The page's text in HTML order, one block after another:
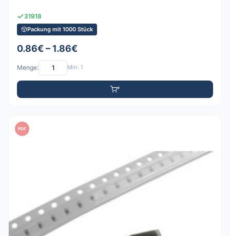
31918
Packung mit 1000 Stück
0.86€ – 1.86€
Menge: Min: 1
PDF